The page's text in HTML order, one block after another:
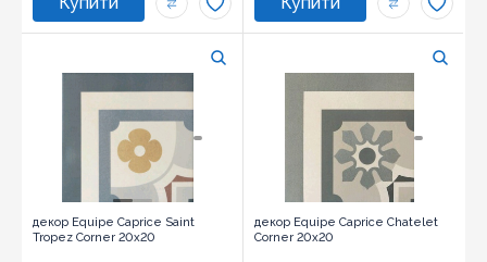
декор Equipe Caprice Saint
Tropez Corner 20x20
декор Equipe Caprice Chatelet
Corner 20x20